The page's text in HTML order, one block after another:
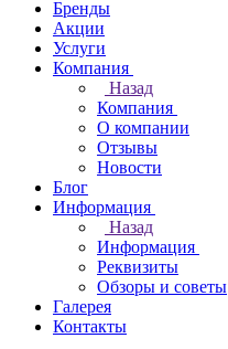
Бренды
Акции
Услуги
Компания
Назад
Компания
О компании
Отзывы
Новости
Блог
Информация
Назад
Информация
Реквизиты
Обзоры и советы
Галерея
Контакты